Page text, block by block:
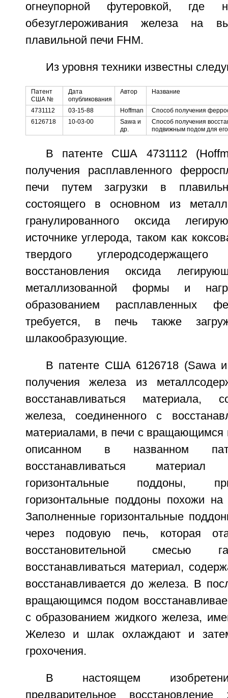
огнеупорной футеровкой, где
обезуглероживания железа на
плавильной печи FHM.
Из уровня техники известны
Патент
США №
Дата
опубликования
Автор Название
4731112 03-15-88 Hoffman
Способ получения
6126718
10-03-00
Sawa и
др.
Способ получения
подвижным подом для
В патенте США 4731112
получения расплавленного
печи путем загрузки в
состоящего в основном из
гранулированного оксида
источнике углерода, таком как
твердого
восстановления оксида
металлизованной формы и
образованием расплавленных
требуется, в печь также
шлакообразующие.
В патенте США 6126718 (Sawa
получения железа из
восстанавливаться материала,
железа, соединенного с
материалами, в печи с вращающимся
описанном в названном
восстанавливаться
горизонтальные поддоны,
горизонтальные поддоны похожи
Заполненные горизонтальные
через подовую печь, которая
восстановительной смесью
восстанавливаться материал,
восстанавливается до железа. В
вращающимся подом
с образованием жидкого железа,
Железо и шлак охлаждают и
грохочения.
В настоящем
предварительное